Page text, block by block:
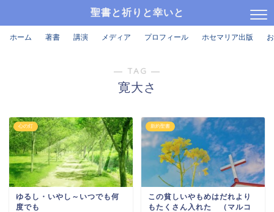
聖書と祈りと幸いと
ホーム 著書 講演 メディア プロフィール ホセマリア出版
― TAG ―
寛大さ
心の灯
ゆるし・いやし～いつでも何
度でも
新約聖書
この貧しいやもめはだれより
もたくさん入れた （マルコ